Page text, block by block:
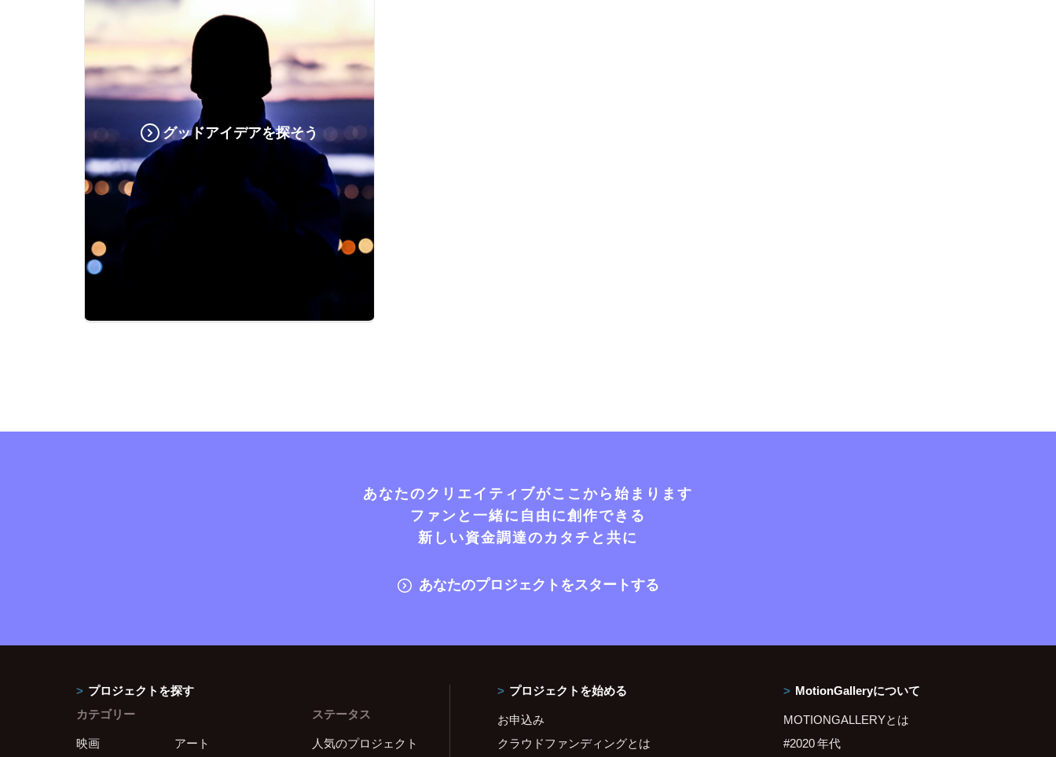
グッドアイデアを探そう
あなたのクリエイティブがここから始まります
ファンと一緒に自由に創作できる
新しい資金調達のカタチと共に
あなたのプロジェクトをスタートする
プロジェクトを探す
カテゴリー
映画
アート
ステータス
人気のプロジェクト
プロジェクトを始める
お申込み
クラウドファンディングとは
MotionGalleryについて
MOTIONGALLERYとは
#2020 年代